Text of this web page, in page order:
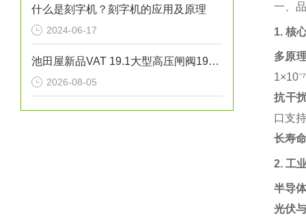
什么是刻字机？刻字机的应用及原理
2024-06-17
池田屋新品VAT 19.1大型高压闸阀19152-PE24正式发布
2026-08-05
一、
1. 核
多原
抗干
口支
长寿
2. 工
半导
光伏